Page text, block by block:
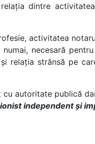
dintre
activitatea
necesară
relația strânsă pe
autoritate publică
independent și